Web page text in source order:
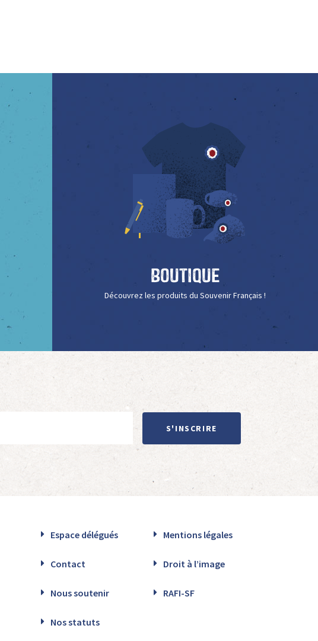
Boutique
Découvrez les produits du Souvenir Français !
S'INSCRIRE
Espace délégués Mentions légales
Contact Droit à l’image
Nous soutenir RAFI-SF
Nos statuts